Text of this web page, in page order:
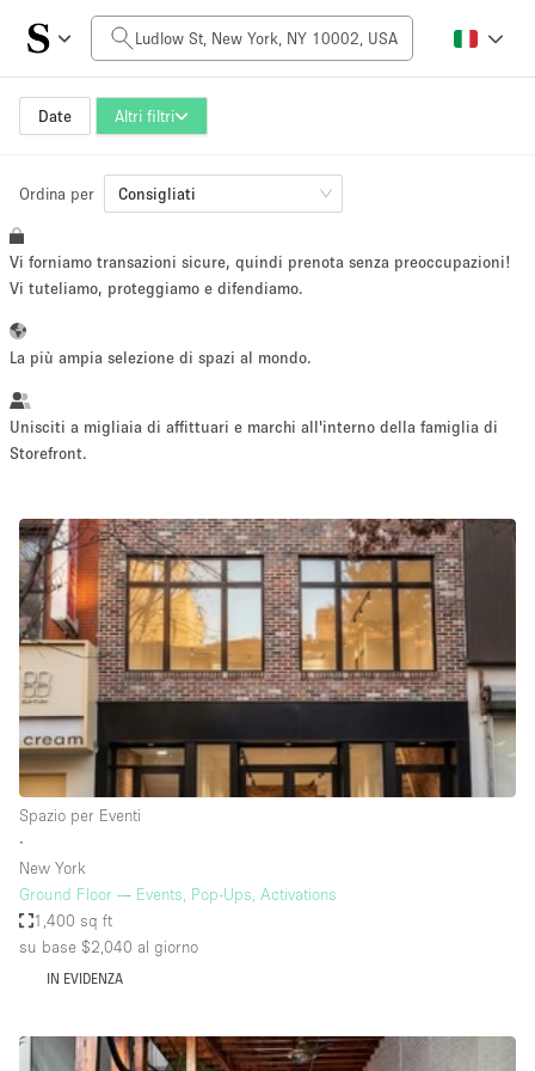
Date Altri filtri
Prezzo al giorno
$0
Dimensioni dello spazio
5000+ sq ft
~ 13 persone
artistico
Servizio
fotografico
Conferenza Meeting Ufficio
Acquista
Condividi
Tipo di spazio
Acquista Condividi
Atelier / Laboratorio
Container
Ordina per Consigliati
Vi forniamo transazioni sicure, quindi prenota senza preoccupazioni!
Vi tuteliamo, proteggiamo e difendiamo.
La più ampia selezione di spazi al mondo.
Unisciti a migliaia di affittuari e marchi all'interno della famiglia di
Storefront.
Spazio per Eventi
∙
New York
Ground Floor — Events, Pop-Ups, Activations
1,400 sq ft
su base $2,040 al giorno
IN EVIDENZA